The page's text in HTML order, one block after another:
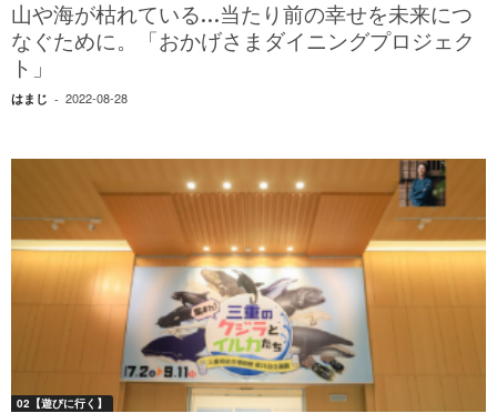
山や海が枯れている…当たり前の幸せを未来につ
なぐために。「おかげさまダイニングプロジェク
ト」
はまじ - 2022-08-28
02【遊びに行く】